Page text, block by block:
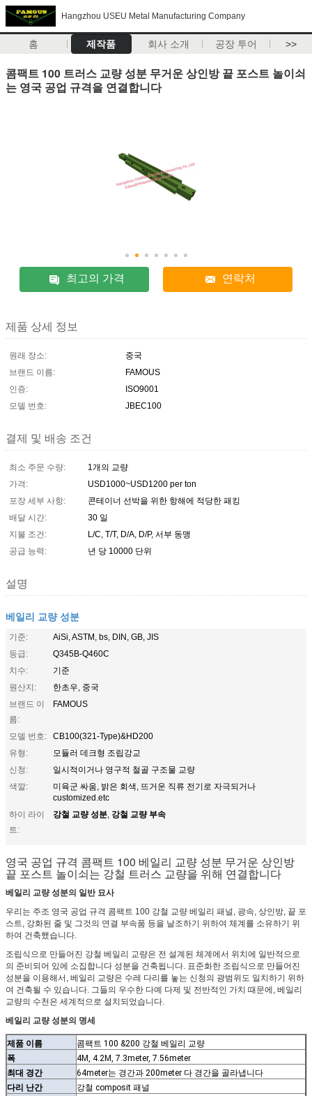
Hangzhou USEU Metal Manufacturing Company
홈 제작품 회사 소개 공장 투어 >>
콤팩트 100 트러스 교량 성분 무거운 상인방 끝 포스트 놀이쇠
는 영국 공업 규격을 연결합니다
최고의 가격 연락처
제품 상세 정보
원래 장소:
중국
브랜드 이름:
FAMOUS
인증:
ISO9001
모델 번호:
JBEC100
결제 및 배송 조건
최소 주문 수량:
1개의 교량
가격:
USD1000~USD1200 per ton
포장 세부 사항:
콘테이너 선박을 위한 항해에 적당한 패킹
배달 시간:
30 일
지불 조건:
L/C, T/T, D/A, D/P, 서부 동맹
공급 능력:
년 당 10000 단위
설명
베일리 교량 성분
기준:
AiSi, ASTM, bs, DIN, GB, JIS
등급:
Q345B-Q460C
치수:
기준
원산지:
한초우, 중국
브랜드 이
름:
FAMOUS
모델 번호:
CB100(321-Type)&HD200
유형:
모듈러 데크형 조립강교
신청:
일시적이거나 영구적 철골 구조물 교량
색깔:
미육군 싸움, 밝은 회색, 뜨거운 직류 전기로 자극되거나
customized.etc
하이 라이
트:
강철 교량 성분, 강철 교량 부속
영국 공업 규격 콤팩트 100 베일리 교량 성분 무거운 상인방
끝 포스트 놀이쇠는 강철 트러스 교량을 위해 연결합니다
베일리 교량 성분의 일반 묘사
우리는 주조 영국 공업 규격 콤팩트 100 강철 교량 베일리 패널, 광속, 상인방, 끝 포
스트, 강화된 줄 및 그것의 연결 부속품 등을 날조하기 위하여 체계를 소유하기 위
하여 건축했습니다.
조립식으로 만들어진 강철 베일리 교량은 전 설계된 체계에서 위치에 일반적으로
의 준비되어 있에 소집합니다 성분을 건축됩니다. 표준화한 조립식으로 만들어진
성분을 이용해서, 베일리 교량은 수레 다리를 놓는 신청의 광범위도 일치하기 위하
여 건축될 수 있습니다. 그들의 우수한 다예 다제 및 전반적인 가치 때문에, 베일리
교량의 수천은 세계적으로 설치되었습니다.
베일리 교량 성분의 명세
제품 이름
콤팩트 100 &200 강철 베일리 교량
폭
4M, 4.2M, 7.3meter, 7.56meter
최대 경간
64meter는 경간과 200meter 다 경간을 골라냅니다
다리 난간
강철 composit 패널